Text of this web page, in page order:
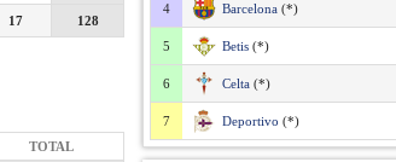
17 128
TOTAL
4 Barcelona (*)
5 Betis (*)
6 Celta (*)
7 Deportivo (*)